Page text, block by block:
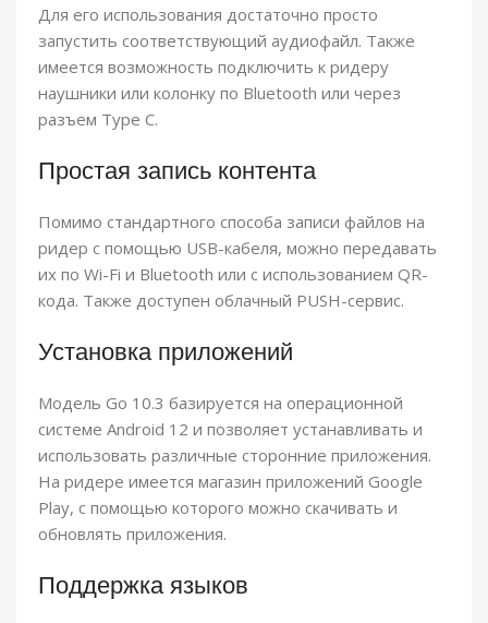
Для его использования достаточно просто
запустить соответствующий аудиофайл. Также
имеется возможность подключить к ридеру
наушники или колонку по Bluetooth или через
разъем Type C.
Простая запись контента
Помимо стандартного способа записи файлов на
ридер с помощью USB-кабеля, можно передавать
их по Wi-Fi и Bluetooth или с использованием QR-
кода. Также доступен облачный PUSH-сервис.
Установка приложений
Модель Go 10.3 базируется на операционной
системе Android 12 и позволяет устанавливать и
использовать различные сторонние приложения.
На ридере имеется магазин приложений Google
Play, с помощью которого можно скачивать и
обновлять приложения.
Поддержка языков